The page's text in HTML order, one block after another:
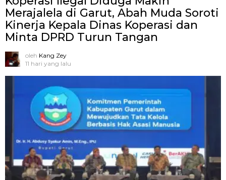
Merajalela di Garut, Abah Muda Soroti
Kinerja Kepala Dinas Koperasi dan
Minta DPRD Turun Tangan
oleh Kang Zey
11 hari yang lalu